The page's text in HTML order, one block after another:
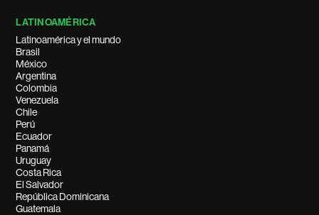
LATINOAMÉRICA
Latinoamérica y el mundo
Brasil
México
Argentina
Colombia
Venezuela
Chile
Perú
Ecuador
Panamá
Uruguay
Costa Rica
El Salvador
República Dominicana
Guatemala